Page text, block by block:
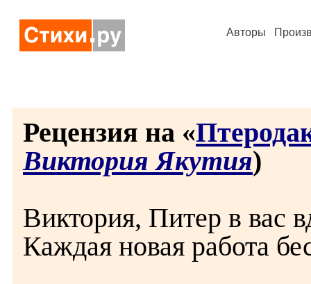
Авторы
Рецензия на «
Виктория Якутия)
Виктория, Питер в вас
Каждая новая работа